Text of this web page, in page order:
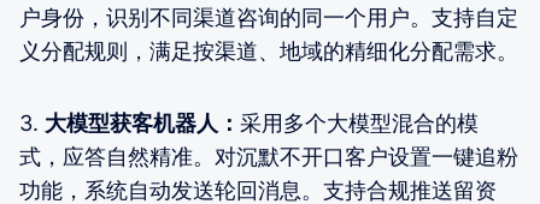
户身份，识别不同渠道咨询的同一个用户。支持自定
义分配规则，满足按渠道、地域的精细化分配需求。
3. 大模型获客机器人： 采用多个大模型混合的模
式，应答自然精准。对沉默不开口客户设置一键追粉
功能，系统自动发送轮回消息。支持合规推送留资